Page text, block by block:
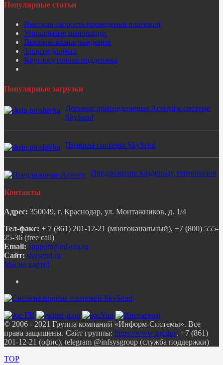
Популярные статьи
Высокая скорость проведения платежей
Уникальные инновации
Высокое вознаграждение
Защита данных
Круглосуточная поддержка
Популярные загрузки
Договор присоединения Агента к системе
SkySend
Правила системы SkySend
Предложение владельцу терминалов
Контакты
Адрес: 350049, г. Краснодар, ул. Монтажников, д. 1/4
Тел-факс: + 7 (861) 201-12-21 (многоканальный), +7 (800) 555-
25-36 (free call)
Email:
Сайт: skysend.ru
Мы на карте!
© 2006 - 2021 Группа компаний «Информ-Системы». Все
права защищены. Сайт группы: https://www.isg.dev. +7 (861)
201-12-21 (офис), telegram @infsysgroup (служба поддержки)
TOP